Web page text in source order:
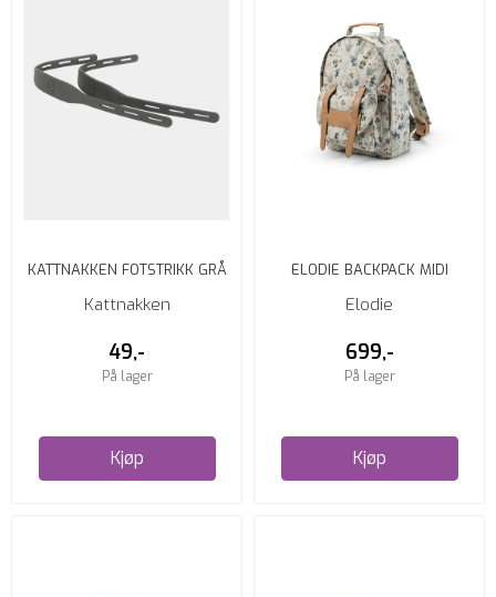
KATTNAKKEN FOTSTRIKK GRÅ
Kattnakken
49,-
På lager
Kjøp
ELODIE BACKPACK MIDI
FARYTALE FOREST
Elodie
699,-
På lager
Kjøp